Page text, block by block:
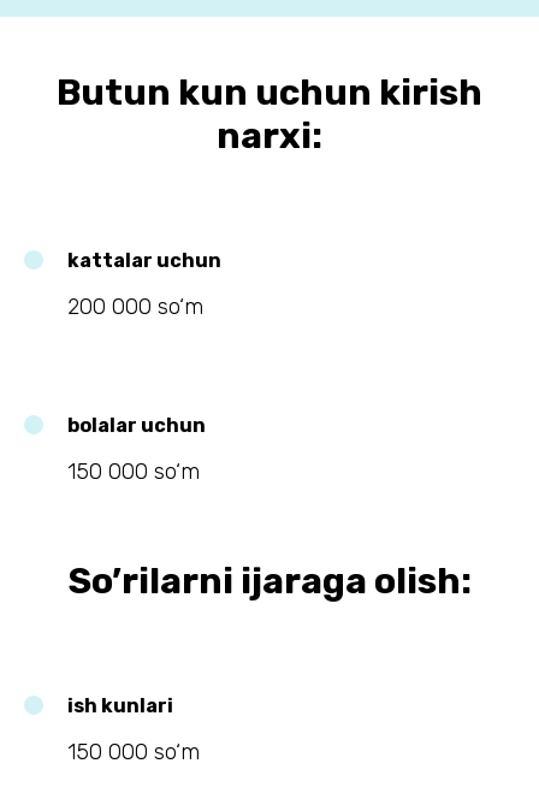
Butun kun uchun kirish
narxi:
kattalar uchun
200 000 so‘m
bolalar uchun
150 000 so‘m
So’rilarni ijaraga olish:
ish kunlari
150 000 so‘m